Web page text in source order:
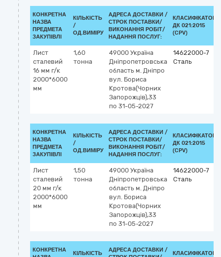
КОНКРЕТНА
НАЗВА
ПРЕДМЕТА
ЗАКУПІВЛІ
КІЛЬКІСТЬ
/
ОД.ВИМІРУ
АДРЕСА ДОСТАВКИ /
СТРОК ПОСТАВКИ/
ВИКОНАННЯ РОБІТ/
НАДАННЯ ПОСЛУГ:
КЛАСИФІКАТОР
ДК 021:2015
(CPV)
Лист
сталевий
16 мм г/к
2000*6000
мм
1,60
тонна
49000 Україна
Дніпропетровська
область м. Дніпро
вул. Бориса
Кротова(Чорних
Запорожців),33
по 31-05-2027
14622000-7
Сталь
КОНКРЕТНА
НАЗВА
ПРЕДМЕТА
ЗАКУПІВЛІ
КІЛЬКІСТЬ
/
ОД.ВИМІРУ
АДРЕСА ДОСТАВКИ /
СТРОК ПОСТАВКИ/
ВИКОНАННЯ РОБІТ/
НАДАННЯ ПОСЛУГ:
КЛАСИФІКАТОР
ДК 021:2015
(CPV)
Лист
сталевий
20 мм г/к
2000*6000
мм
1,50
тонна
49000 Україна
Дніпропетровська
область м. Дніпро
вул. Бориса
Кротова(Чорних
Запорожців),33
по 31-05-2027
14622000-7
Сталь
КОНКРЕТНА
КІЛЬКІСТЬ
АДРЕСА ДОСТАВКИ /
КЛАСИФІКАТОР